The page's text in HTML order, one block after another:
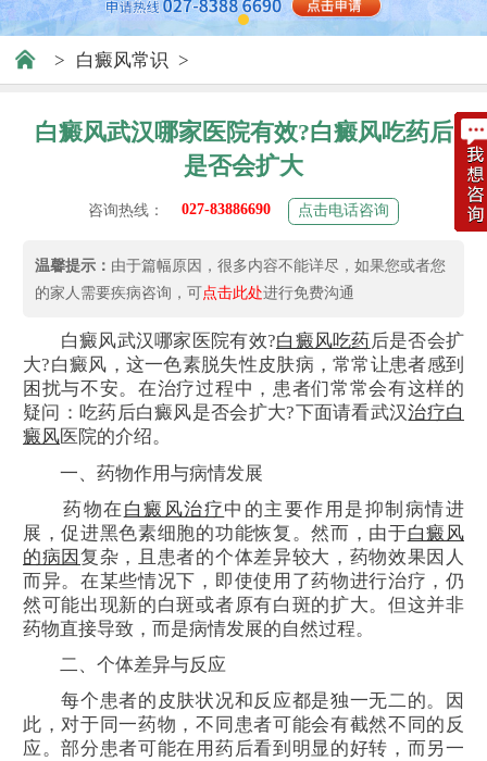
> 白癜风常识 >
白癜风武汉哪家医院有效?白癜风吃药后
是否会扩大
咨询热线： 027-83886690 点击电话咨询
温馨提示： 由于篇幅原因，很多内容不能详尽，如果您或者您
的家人需要疾病咨询，可点击此处进行免费沟通
白癜风武汉哪家医院有效?白癜风吃药 后是否会扩
大?白癜风，这一色素脱失性皮肤病，常常让患者感到
困扰与不安。在治疗过程中，患者们常常会有这样的
疑问：吃药后白癜风是否会扩大?下面请看武汉治疗白
癜风医院的介绍。
一、药物作用与病情发展
药物在 白癜风治疗中的主要作用是抑制病情进
展，促进黑色素细胞的功能恢复。然而，由于白癜风
的病因复杂，且患者的个体差异较大，药物效果因人
而异。在某些情况下，即使使用了药物进行治疗，仍
然可能出现新的白斑或者原有白斑的扩大。但这并非
药物直接导致，而是病情发展的自然过程。
二、个体差异与反应
每个患者的皮肤状况和反应都是独一无二的。因
此，对于同一药物，不同患者可能会有截然不同的反
应。部分患者可能在用药后看到明显的好转，而另一